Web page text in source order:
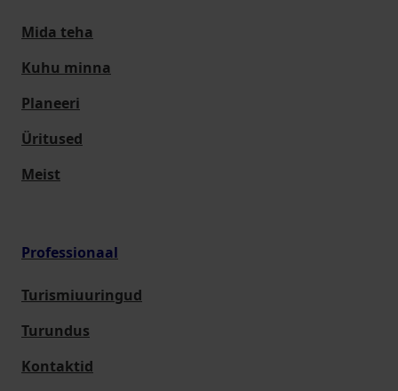
Mida teha
Kuhu minna
Planeeri
Üritused
Meist
Professionaal
Turismiuuringud
Turundus
Kontaktid